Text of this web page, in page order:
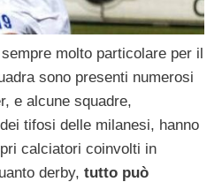
molto particolare per il
sono presenti numerosi
e alcune squadre,
tifosi delle milanesi, hanno
calciatori coinvolti in
derby, tutto può